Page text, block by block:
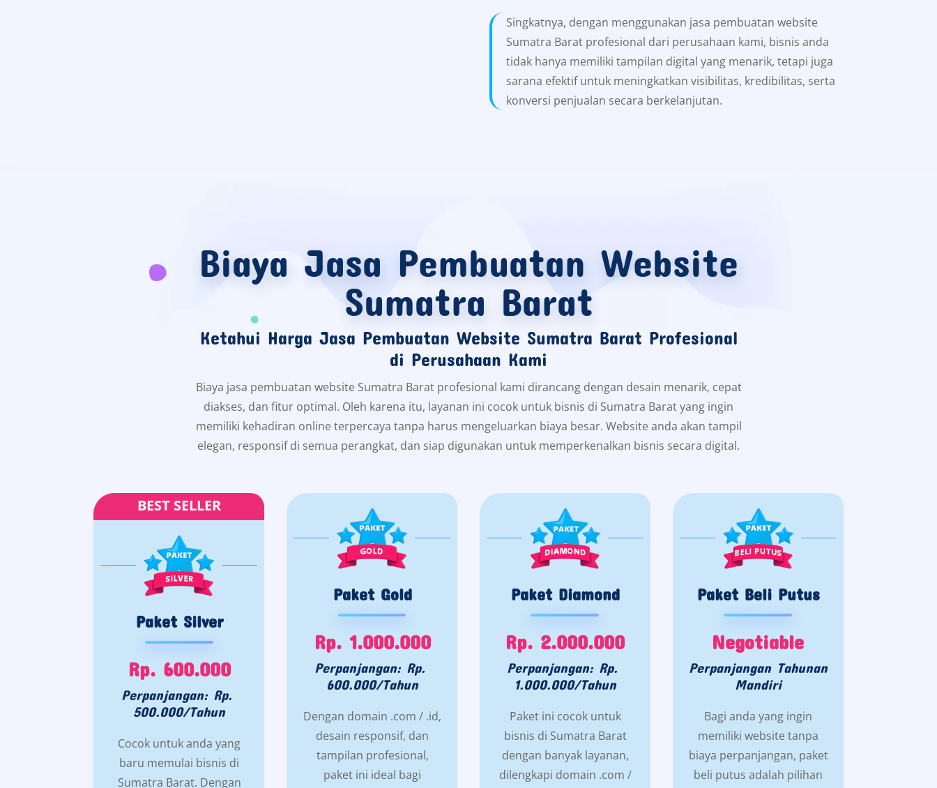
Singkatnya, dengan menggunakan jasa pembuatan website
Sumatra Barat profesional dari perusahaan kami, bisnis anda
tidak hanya memiliki tampilan digital yang menarik, tetapi juga
sarana efektif untuk meningkatkan visibilitas, kredibilitas, serta
konversi penjualan secara berkelanjutan.
Biaya Jasa Pembuatan Website
Sumatra Barat
Ketahui Harga Jasa Pembuatan Website Sumatra Barat Profesional
di Perusahaan Kami
Biaya jasa pembuatan website Sumatra Barat profesional kami dirancang dengan desain menarik, cepat
diakses, dan fitur optimal. Oleh karena itu, layanan ini cocok untuk bisnis di Sumatra Barat yang ingin
memiliki kehadiran online terpercaya tanpa harus mengeluarkan biaya besar. Website anda akan tampil
elegan, responsif di semua perangkat, dan siap digunakan untuk memperkenalkan bisnis secara digital.
BEST SELLER
Paket Silver
Rp. 600.000
Perpanjangan: Rp.
500.000/Tahun
Cocok untuk anda yang
baru memulai bisnis di
Sumatra Barat. Dengan
Paket Gold
Rp. 1.000.000
Perpanjangan: Rp.
600.000/Tahun
Dengan domain .com / .id,
desain responsif, dan
tampilan profesional,
paket ini ideal bagi
Paket Diamond
Rp. 2.000.000
Perpanjangan: Rp.
1.000.000/Tahun
Paket ini cocok untuk
bisnis di Sumatra Barat
dengan banyak layanan,
dilengkapi domain .com /
Paket Beli Putus
Negotiable
Perpanjangan Tahunan
Mandiri
Bagi anda yang ingin
memiliki website tanpa
biaya perpanjangan, paket
beli putus adalah pilihan